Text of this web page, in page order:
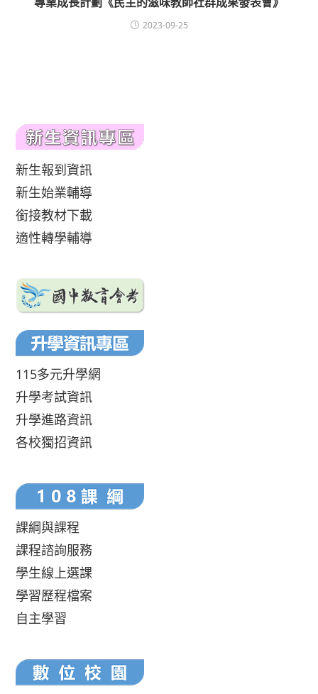
2023-09-25
新生報到資訊
新生始業輔導
銜接教材下載
適性轉學輔導
115多元升學網
升學考試資訊
升學進路資訊
各校獨招資訊
課綱與課程
課程諮詢服務
學生線上選課
學習歷程檔案
自主學習